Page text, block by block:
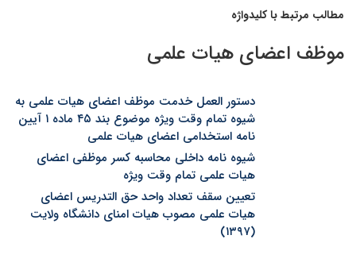
مطالب مرتبط با کلیدواژه
موظف اعضای هیات علمی
دستور العمل خدمت موظف اعضای هیات علمی به
شیوه تمام وقت ویژه موضوع بند ۴۵ ماده ۱ آیین
نامه استخدامی اعضای هیات علمی
شیوه نامه داخلی محاسبه کسر موظفی اعضای
هیات علمی تمام وقت ویژه
تعیین سقف تعداد واحد حق التدریس اعضای
هیات علمی مصوب هیات امنای دانشگاه ولایت
(۱۳۹۷)